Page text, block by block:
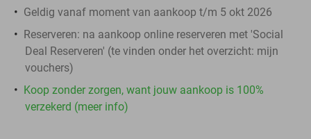
Geldig vanaf moment van aankoop t/m 5 okt 2026
Reserveren: na aankoop online reserveren met 'Social
Deal Reserveren' (te vinden onder het overzicht: mijn
vouchers)
Koop zonder zorgen, want jouw aankoop is 100%
verzekerd (meer info)